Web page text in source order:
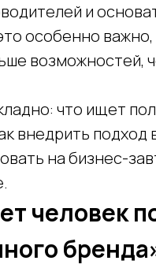
и
особенно
возможностей,
что ищет
внедрить
на бизнес-
человек